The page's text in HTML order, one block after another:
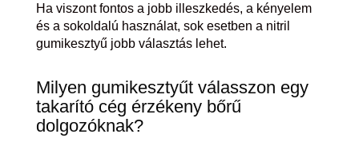
Ha viszont fontos a jobb illeszkedés, a kényelem
és a sokoldalú használat, sok esetben a nitril
gumikesztyű jobb választás lehet.
Milyen gumikesztyűt válasszon egy
takarító cég érzékeny bőrű
dolgozóknak?